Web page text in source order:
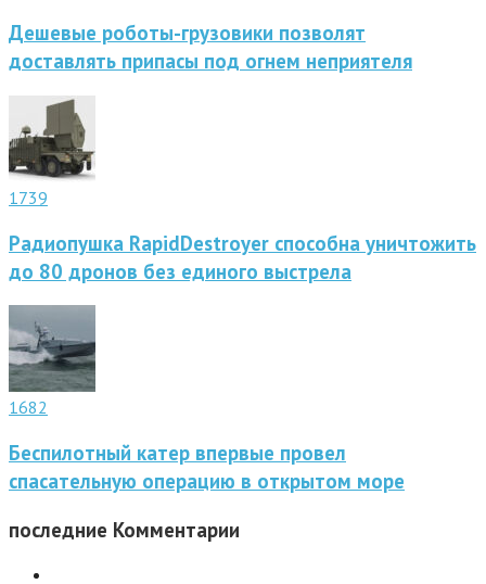
Дешевые роботы-грузовики позволят
доставлять припасы под огнем неприятеля
1739
Радиопушка RapidDestroyer способна уничтожить
до 80 дронов без единого выстрела
1682
Беспилотный катер впервые провел
спасательную операцию в открытом море
последние Комментарии